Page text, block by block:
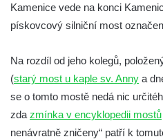
Kamenný most na ulici Dr.
Železniční viadukt v Teplicích
Malý železniční viadukt ve
Lípy
Železniční viadukt v Desné
Kamenice vede na konci
pískovcový silniční most
Na rozdíl od jeho kolegů,
(starý most u kaple sv. Anny a
se o tomto mostě nedá nic
zda zmínka v encyklopedii mostů
nenávratně zničeny“ patří k